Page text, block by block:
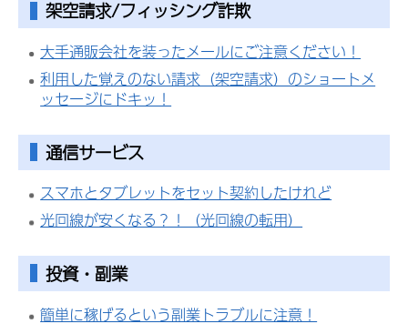
架空請求/フィッシング詐欺
大手通販会社を装ったメールにご注意ください！
利用した覚えのない請求（架空請求）のショートメ
ッセージにドキッ！
通信サービス
スマホとタブレットをセット契約したけれど
光回線が安くなる？！（光回線の転用）
投資・副業
簡単に稼げるという副業トラブルに注意！